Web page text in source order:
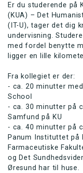
Er du studerende på
(KUA) – Det
(IT-U), tager det dig
undervisning.
med fordel benytte
ligger en lille
Fra kollegiet er der:
- ca. 20 minutter
School
- ca. 30 minutter på
Samfund på KU
- ca. 40 minutter på
Panum Instituttet på
Farmaceutiske
og Det
Øresund har til huse.